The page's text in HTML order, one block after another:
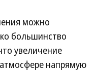
можно
большинство
увеличение
напрямую